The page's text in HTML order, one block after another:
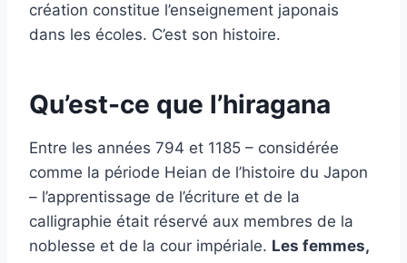
création constitue l’enseignement japonais
dans les écoles. C’est son histoire.
Qu’est-ce que l’hiragana
Entre les années 794 et 1185 – considérée
comme la période Heian de l’histoire du Japon
– l’apprentissage de l’écriture et de la
calligraphie était réservé aux membres de la
noblesse et de la cour impériale. Les femmes,